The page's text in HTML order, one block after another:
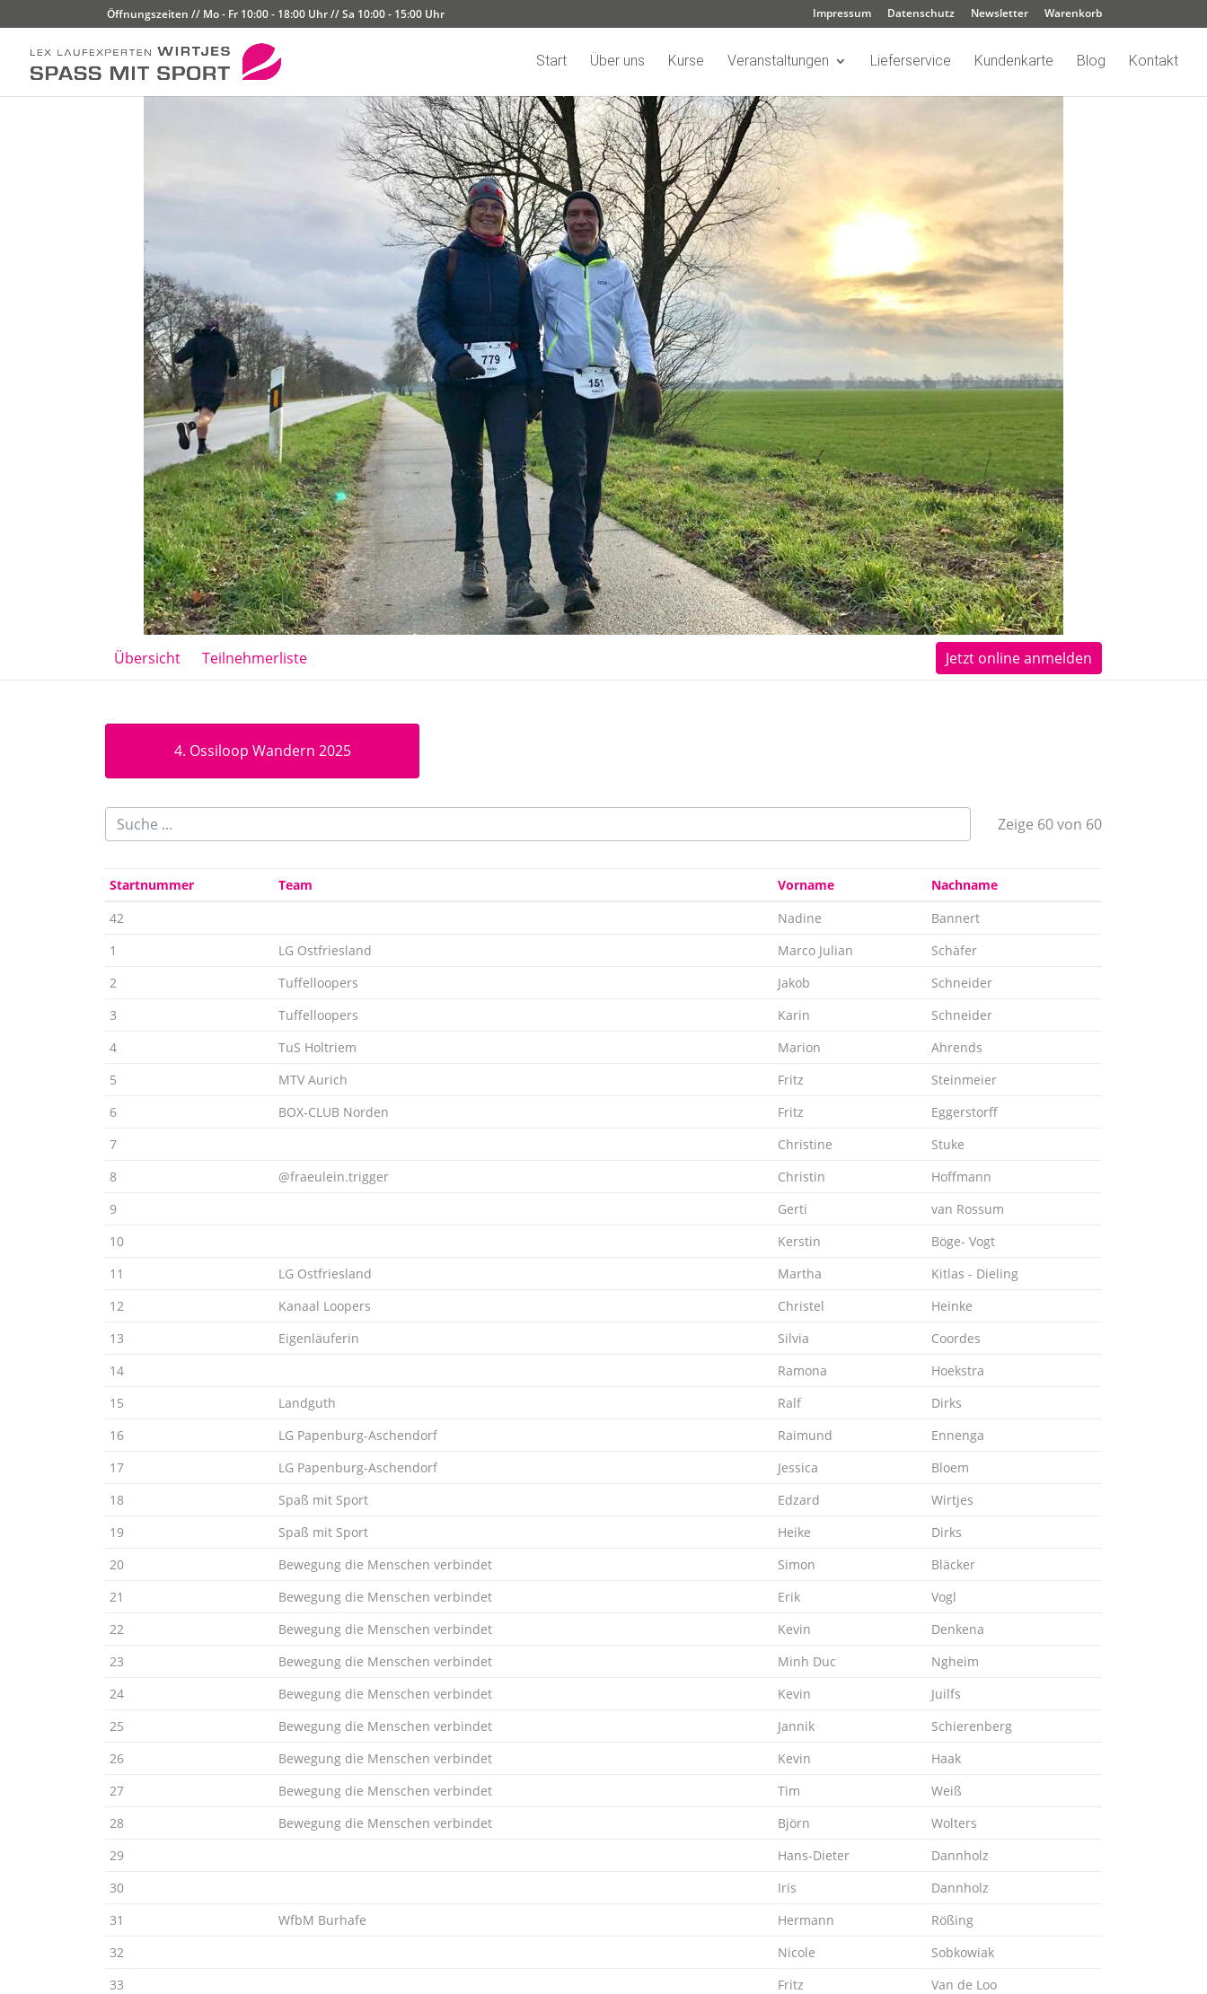
Öffnungszeiten // Mo - Fr 10:00 - 18:00 Uhr // Sa 10:00 - 15:00 Uhr Impressum Datenschutz Newsletter Warenkorb
Start Über uns Kurse Veranstaltungen Lieferservice Kundenkarte Blog Kontakt
Übersicht Teilnehmerliste Jetzt online anmelden
4. Ossiloop Wandern 2025
Zeige 60 von 60
Startnummer Team Vorname
Nachname
42
Nadine
Bannert
1
LG Ostfriesland Marco Julian
Schäfer
2
Tuffelloopers Jakob
Schneider
3
Tuffelloopers Karin
Schneider
4
TuS Holtriem Marion
Ahrends
5
MTV Aurich Fritz
Steinmeier
6
BOX-CLUB Norden Fritz
Eggerstorff
7
Christine
Stuke
8
@fraeulein.trigger Christin
Hoffmann
9
Gerti
van Rossum
10
Kerstin
Böge- Vogt
11
LG Ostfriesland Martha
Kitlas - Dieling
12
Kanaal Loopers Christel
Heinke
13
Eigenläuferin Silvia
Coordes
14
Ramona
Hoekstra
15
Landguth Ralf
Dirks
16
LG Papenburg-Aschendorf Raimund
Ennenga
17
LG Papenburg-Aschendorf Jessica
Bloem
18
Spaß mit Sport Edzard
Wirtjes
19
Spaß mit Sport Heike
Dirks
20
Bewegung die Menschen verbindet Simon
Bläcker
21
Bewegung die Menschen verbindet Erik
Vogl
22
Bewegung die Menschen verbindet Kevin
Denkena
23
Bewegung die Menschen verbindet Minh Duc
Ngheim
24
Bewegung die Menschen verbindet Kevin
Juilfs
25
Bewegung die Menschen verbindet Jannik
Schierenberg
26
Bewegung die Menschen verbindet Kevin
Haak
27
Bewegung die Menschen verbindet Tim
Weiß
28
Bewegung die Menschen verbindet Björn
Wolters
29
Hans-Dieter
Dannholz
30
Iris
Dannholz
31
WfbM Burhafe Hermann
Rößing
32
Nicole
Sobkowiak
33
Fritz
Van de Loo